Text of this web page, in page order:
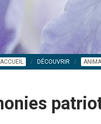
ACCUEIL DÉCOUVRIR